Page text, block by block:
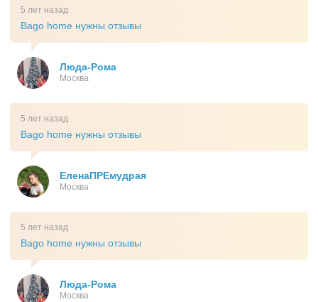
5 лет назад
Bago home нужны отзывы
Люда-Рома
Москва
5 лет назад
Bago home нужны отзывы
ЕленаПРЕмудрая
Москва
5 лет назад
Bago home нужны отзывы
Люда-Рома
Москва